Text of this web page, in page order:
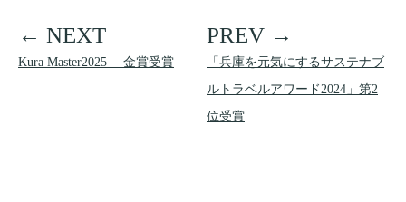
Kura Master2025 金賞受賞
「兵庫を元気にするサステナブ
ルトラベルアワード2024」第2
位受賞